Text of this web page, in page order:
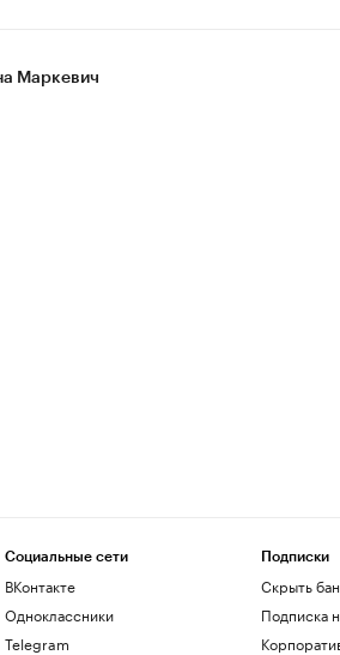
Маркевич
Социальные сети
ВКонтакте
Одноклассники
Telegram
Подписки
Скрыть
Подписка